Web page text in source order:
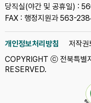
당직실(야간 및 공휴일) :
FAX : 행정지원과 563-
개인정보처리방침 저작권
COPYRIGHT ⓒ 전북특별
RESERVED.